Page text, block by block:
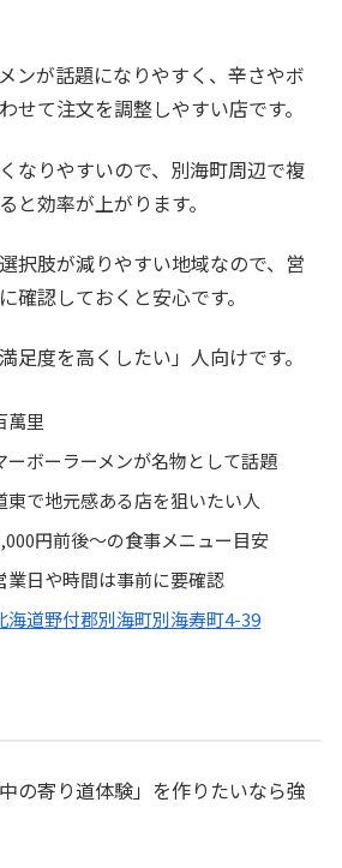
ンが話題になりやすく、辛さやボ
せて注文を調整しやすい店です。
なりやすいので、別海町周辺で複
と効率が上がります。
択肢が減りやすい地域なので、営
確認しておくと安心です。
足度を高くしたい」人向けです。
萬里
ーボーラーメンが名物として話題
東で地元感ある店を狙いたい人
円前後～の食事メニュー目安
業日や時間は事前に要確認
海道野付郡別海町別海寿町4-39
の寄り道体験」を作りたいなら強